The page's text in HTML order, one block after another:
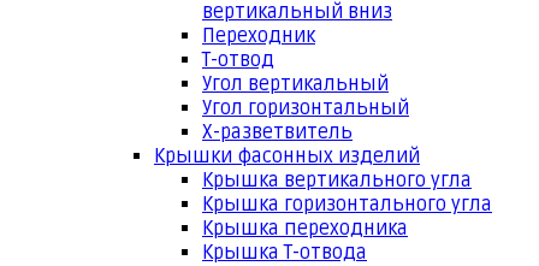
вертикальный вниз
Переходник
Т-отвод
Угол вертикальный
Угол горизонтальный
Х-разветвитель
Крышки фасонных изделий
Крышка вертикального угла
Крышка горизонтального угла
Крышка переходника
Крышка Т-отвода